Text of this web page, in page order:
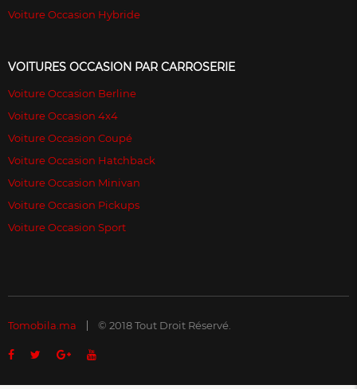
Voiture Occasion Hybride
VOITURES OCCASION PAR CARROSERIE
Voiture Occasion Berline
Voiture Occasion 4x4
Voiture Occasion Coupé
Voiture Occasion Hatchback
Voiture Occasion Minivan
Voiture Occasion Pickups
Voiture Occasion Sport
Tomobila.ma © 2018 Tout Droit Réservé.